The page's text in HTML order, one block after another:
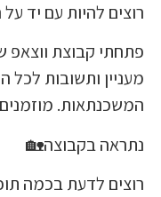
להיות עם יד על
קבוצת ווצאפ שתיתן
ותשובות לכל השאלות
מוזמנים
בקבוצה🏡
לדעת בכמה תוכלו